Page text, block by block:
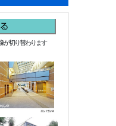
が切り替わります